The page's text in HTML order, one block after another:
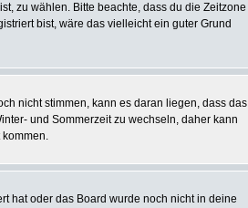
zu wählen. Bitte beachte, dass du die Zeitzone
bist, wäre das vielleicht ein guter Grund
nicht stimmen, kann es daran liegen, dass das
und Sommerzeit zu wechseln, daher kann
hat oder das Board wurde noch nicht in deine